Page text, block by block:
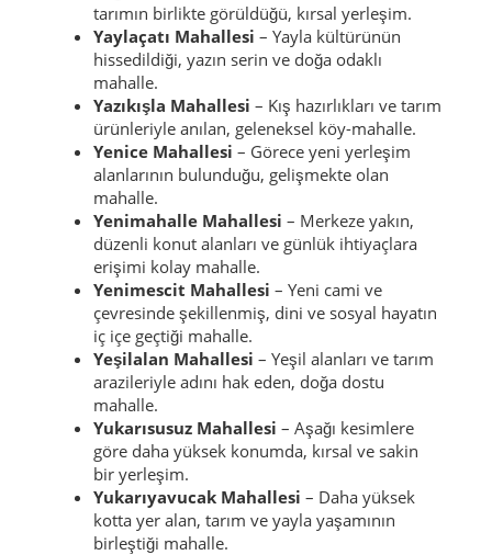
tarımın birlikte görüldüğü, kırsal yerleşim.
Yaylaçatı Mahallesi – Yayla kültürünün
hissedildiği, yazın serin ve doğa odaklı
mahalle.
Yazıkışla Mahallesi – Kış hazırlıkları ve tarım
ürünleriyle anılan, geleneksel köy-mahalle.
Yenice Mahallesi – Görece yeni yerleşim
alanlarının bulunduğu, gelişmekte olan
mahalle.
Yenimahalle Mahallesi – Merkeze yakın,
düzenli konut alanları ve günlük ihtiyaçlara
erişimi kolay mahalle.
Yenimescit Mahallesi – Yeni cami ve
çevresinde şekillenmiş, dini ve sosyal hayatın
iç içe geçtiği mahalle.
Yeşilalan Mahallesi – Yeşil alanları ve tarım
arazileriyle adını hak eden, doğa dostu
mahalle.
Yukarısusuz Mahallesi – Aşağı kesimlere
göre daha yüksek konumda, kırsal ve sakin
bir yerleşim.
Yukarıyavucak Mahallesi – Daha yüksek
kotta yer alan, tarım ve yayla yaşamının
birleştiği mahalle.